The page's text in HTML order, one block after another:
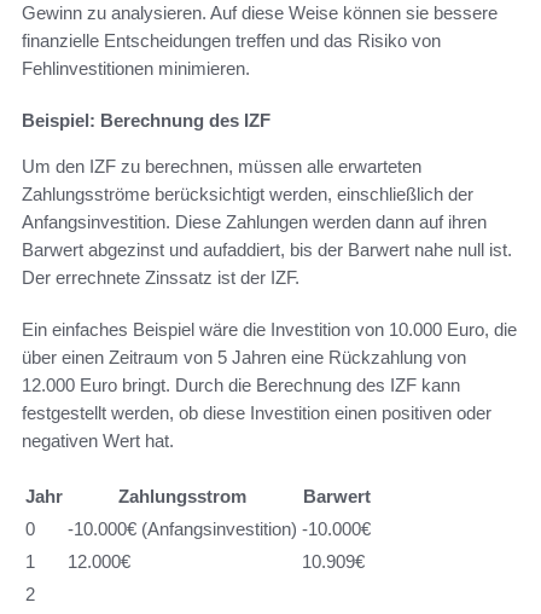
Gewinn zu analysieren. Auf diese Weise können sie bessere
finanzielle Entscheidungen treffen und das Risiko von
Fehlinvestitionen minimieren.
Beispiel: Berechnung des IZF
Um den IZF zu berechnen, müssen alle erwarteten
Zahlungsströme berücksichtigt werden, einschließlich der
Anfangsinvestition. Diese Zahlungen werden dann auf ihren
Barwert abgezinst und aufaddiert, bis der Barwert nahe null ist.
Der errechnete Zinssatz ist der IZF.
Ein einfaches Beispiel wäre die Investition von 10.000 Euro, die
über einen Zeitraum von 5 Jahren eine Rückzahlung von
12.000 Euro bringt. Durch die Berechnung des IZF kann
festgestellt werden, ob diese Investition einen positiven oder
negativen Wert hat.
Jahr Zahlungsstrom
Barwert
0
-10.000€ (Anfangsinvestition) -10.000€
1
12.000€
10.909€
2